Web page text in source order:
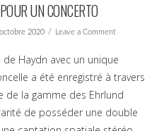
UN CONCERTO
2020 Leave a Comment
Haydn avec un unique
a été enregistré à travers
de la gamme des Ehrlund
de posséder une double